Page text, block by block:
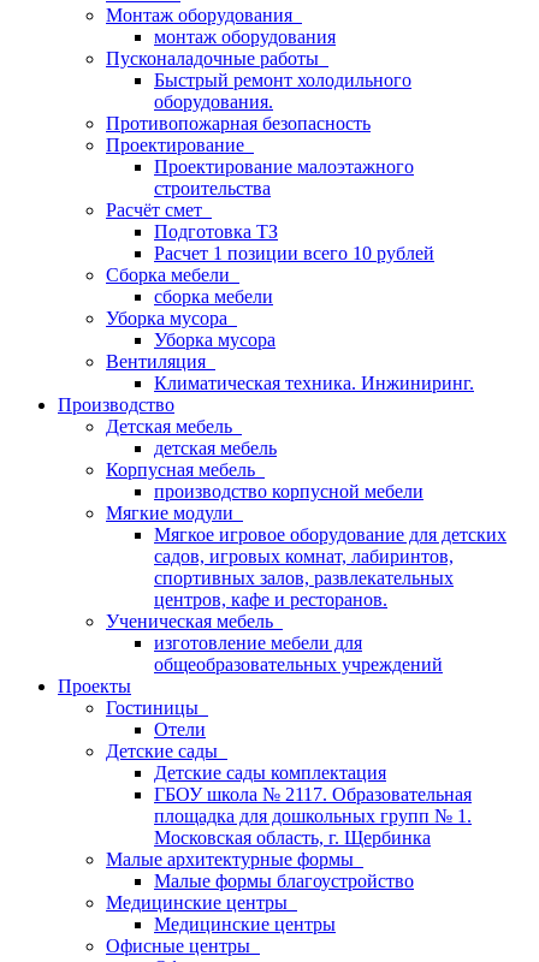
Монтаж оборудования
монтаж оборудования
Пусконаладочные работы
Быстрый ремонт холодильного
оборудования.
Противопожарная безопасность
Проектирование
Проектирование малоэтажного
строительства
Расчёт смет
Подготовка ТЗ
Расчет 1 позиции всего 10 рублей
Сборка мебели
сборка мебели
Уборка мусора
Уборка мусора
Вентиляция
Климатическая техника. Инжиниринг.
Производство
Детская мебель
детская мебель
Корпусная мебель
производство корпусной мебели
Мягкие модули
Мягкое игровое оборудование для детских
садов, игровых комнат, лабиринтов,
спортивных залов, развлекательных
центров, кафе и ресторанов.
Ученическая мебель
изготовление мебели для
общеобразовательных учреждений
Проекты
Гостиницы
Отели
Детские сады
Детские сады комплектация
ГБОУ школа № 2117. Образовательная
площадка для дошкольных групп № 1.
Московская область, г. Щербинка
Малые архитектурные формы
Малые формы благоустройство
Медицинские центры
Медицинские центры
Офисные центры